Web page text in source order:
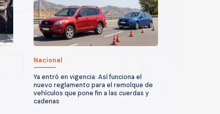
Nacional
Ya entró en vigencia: Así funciona el
nuevo reglamento para el remolque de
vehículos que pone fin a las cuerdas y
cadenas